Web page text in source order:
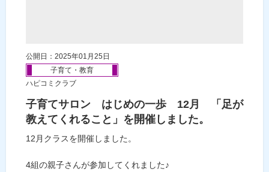
公開日：2025年01月25日
子育て・教育
ハピコミクラブ
子育てサロン はじめの一歩 12月 「足が
教えてくれること」を開催しました。
12月クラスを開催しました。
4組の親子さんが参加してくれました♪